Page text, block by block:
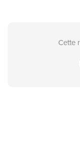
Cette